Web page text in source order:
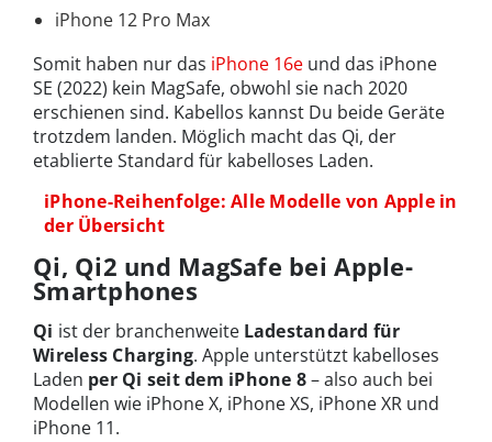
iPhone 12 Pro Max
Somit haben nur das iPhone 16e und das iPhone
SE (2022) kein MagSafe, obwohl sie nach 2020
erschienen sind. Kabellos kannst Du beide Geräte
trotzdem landen. Möglich macht das Qi, der
etablierte Standard für kabelloses Laden.
iPhone-Reihenfolge: Alle Modelle von Apple in
der Übersicht
Qi, Qi2 und MagSafe bei Apple-
Smartphones
Qi ist der branchenweite Ladestandard für
Wireless Charging. Apple unterstützt kabelloses
Laden per Qi seit dem iPhone 8– also auch bei
Modellen wie iPhone X, iPhone XS, iPhone XR und
iPhone 11.